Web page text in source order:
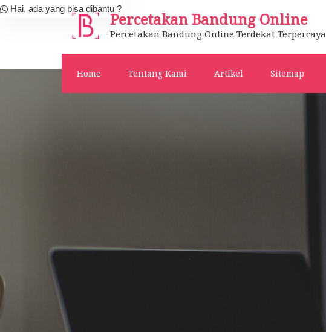
Skip
Percetakan Bandung Online
Percetakan Bandung Online Terdekat Terpercaya
Home Tentang Kami Artikel Sitemap
Hai, ada yang bisa dibantu ?